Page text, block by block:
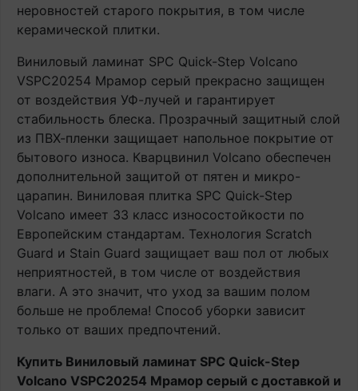
неровностей старого покрытия, в том числе
керамической плитки.
Виниловый ламинат SPC Quick-Step Volcano
VSPC20254 Мрамор серый прекрасно защищен
от воздействия УФ-лучей и гарантирует
стабильность блеска. Прозрачный защитный слой
из ПВХ-пленки защищает напольное покрытие от
бытового износа. Кварцвинил Volcano обеспечен
дополнительной защитой от пятен и микро-
царапин. Виниловая плитка SPC Quick-Step
Volcano имеет 33 класс износостойкости по
Европейским стандартам. Технология Scratch
Guard и Stain Guard защищает ваш пол от любых
неприятностей, в том числе от воздействия
влаги. А это значит, что уход за вашим полом
больше не проблема! Способ уборки зависит
только от ваших предпочтений.
Купить Виниловый ламинат SPC Quick-Step
Volcano VSPC20254 Мрамор серый с доставкой и